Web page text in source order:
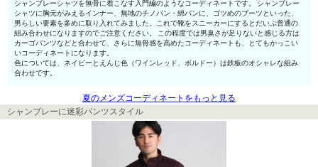
シャンブレーシャツを無骨に着こなす入門編のようなコーディネートです。 シャンブレー
シャツに胸元がみえるインナー、無地のチノパン・綿パンに、ゴツめのブーツといった、
男らしい要素を多めに取り入れてみました。これで靴をスニーカーにするとだいぶ普通の
組み合わせになりますのでご注意ください。 この程度では男臭さが足りないと感じる方は
カーゴパンツなどと合わせて、さらに無骨感を高めたコーディネートも、とてもかっこい
いコーディネートになります。
色については、ネイビーとえんじ色（ワインレッド、ボルドー）は鉄板のオシャレな組み
合わせです。
夏のメンズコーディネートをもっと見る
シャンブレーに迷彩パンツスタイル